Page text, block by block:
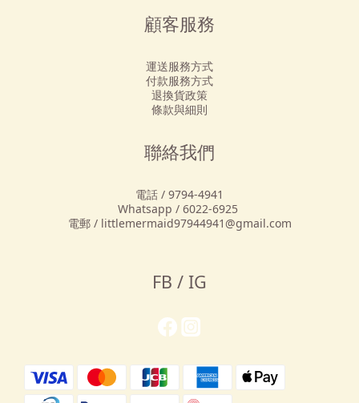
顧客服務
運送服務方式
付款服務方式
退換貨政策
條款與細則
聯絡我們
電話 / 9794-4941
Whatsapp / 6022-6925
電郵 / littlemermaid97944941@gmail.com
FB / IG